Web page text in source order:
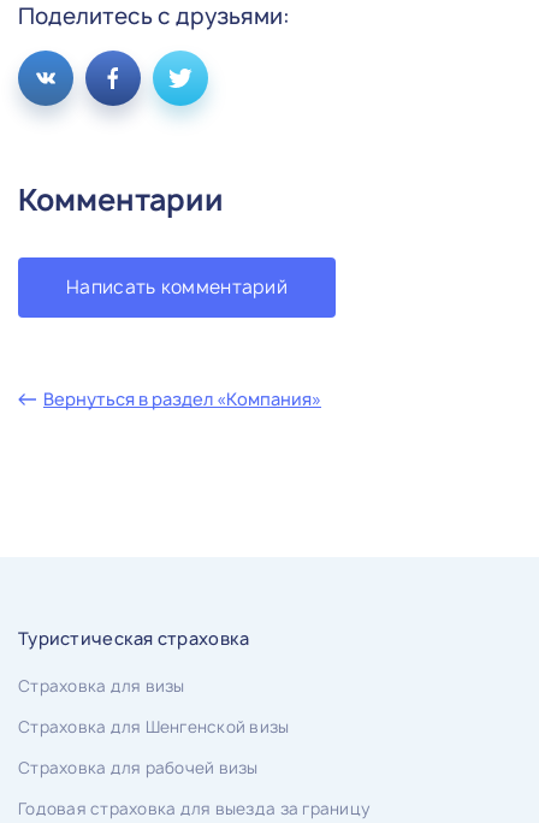
Поделитесь с друзьями:
Комментарии
Написать комментарий
Вернуться в раздел «Компания»
Туристическая страховка
Страховка для визы
Страховка для Шенгенской визы
Страховка для рабочей визы
Годовая страховка для выезда за границу